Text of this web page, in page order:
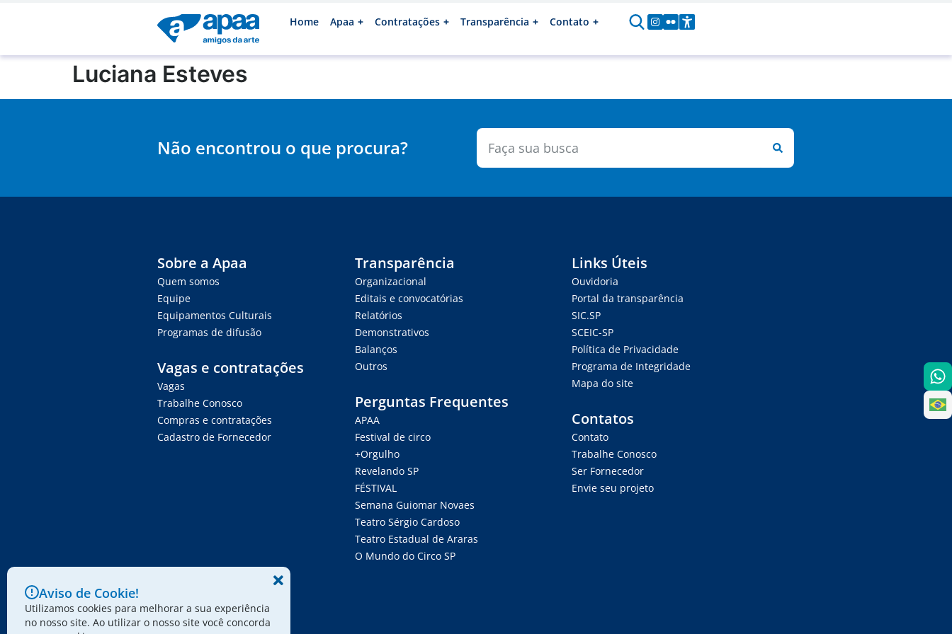
Home Apaa Contratações Transparência Contato
Luciana Esteves
Não encontrou o que procura?
Sobre a Apaa
Quem somos
Equipe
Equipamentos Culturais
Programas de difusão
Vagas e contratações
Vagas
Trabalhe Conosco
Compras e contratações
Cadastro de Fornecedor
Transparência
Organizacional
Editais e convocatórias
Relatórios
Demonstrativos
Balanços
Outros
Perguntas Frequentes
APAA
Festival de circo
+Orgulho
Revelando SP
FÉSTIVAL
Semana Guiomar Novaes
Teatro Sérgio Cardoso
Teatro Estadual de Araras
O Mundo do Circo SP
Links Úteis
Ouvidoria
Portal da transparência
SIC.SP
SCEIC-SP
Política de Privacidade
Programa de Integridade
Mapa do site
Contatos
Contato
Trabalhe Conosco
Ser Fornecedor
Envie seu projeto
Aviso de Cookie!
Utilizamos cookies para melhorar a sua experiência
no nosso site. Ao utilizar o nosso site você concorda